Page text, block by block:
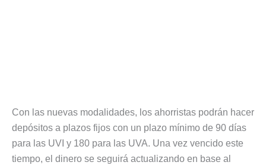
Con las nuevas modalidades, los ahorristas podrán hacer
depósitos a plazos fijos con un plazo mínimo de 90 días
para las UVI y 180 para las UVA. Una vez vencido este
tiempo, el dinero se seguirá actualizando en base al